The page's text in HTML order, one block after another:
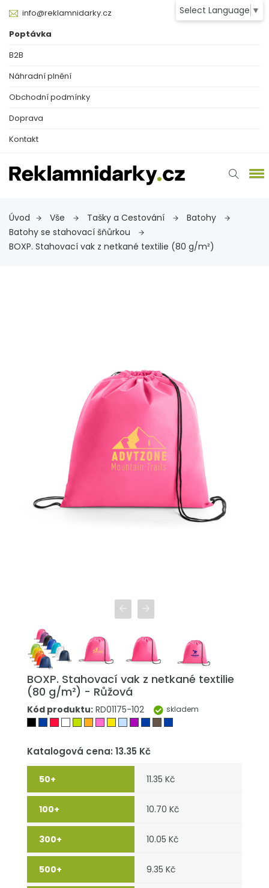
Select Language ▼
info@reklamnidarky.cz
Poptávka
B2B
Náhradní plnění
Obchodní podmínky
Doprava
Kontakt
Úvod Vše Tašky a Cestování
Batohy
Batohy se stahovací šňůrkou
BOXP. Stahovací vak z netkané textilie (80 g/m²)
BOXP. Stahovací vak z netkané textilie
(80 g/m²) - Růžová
Kód produktu: RD01175-102 skladem
Katalogová cena: 13.35 Kč
11.35 Kč
10.70 Kč
10.05 Kč
9.35 Kč